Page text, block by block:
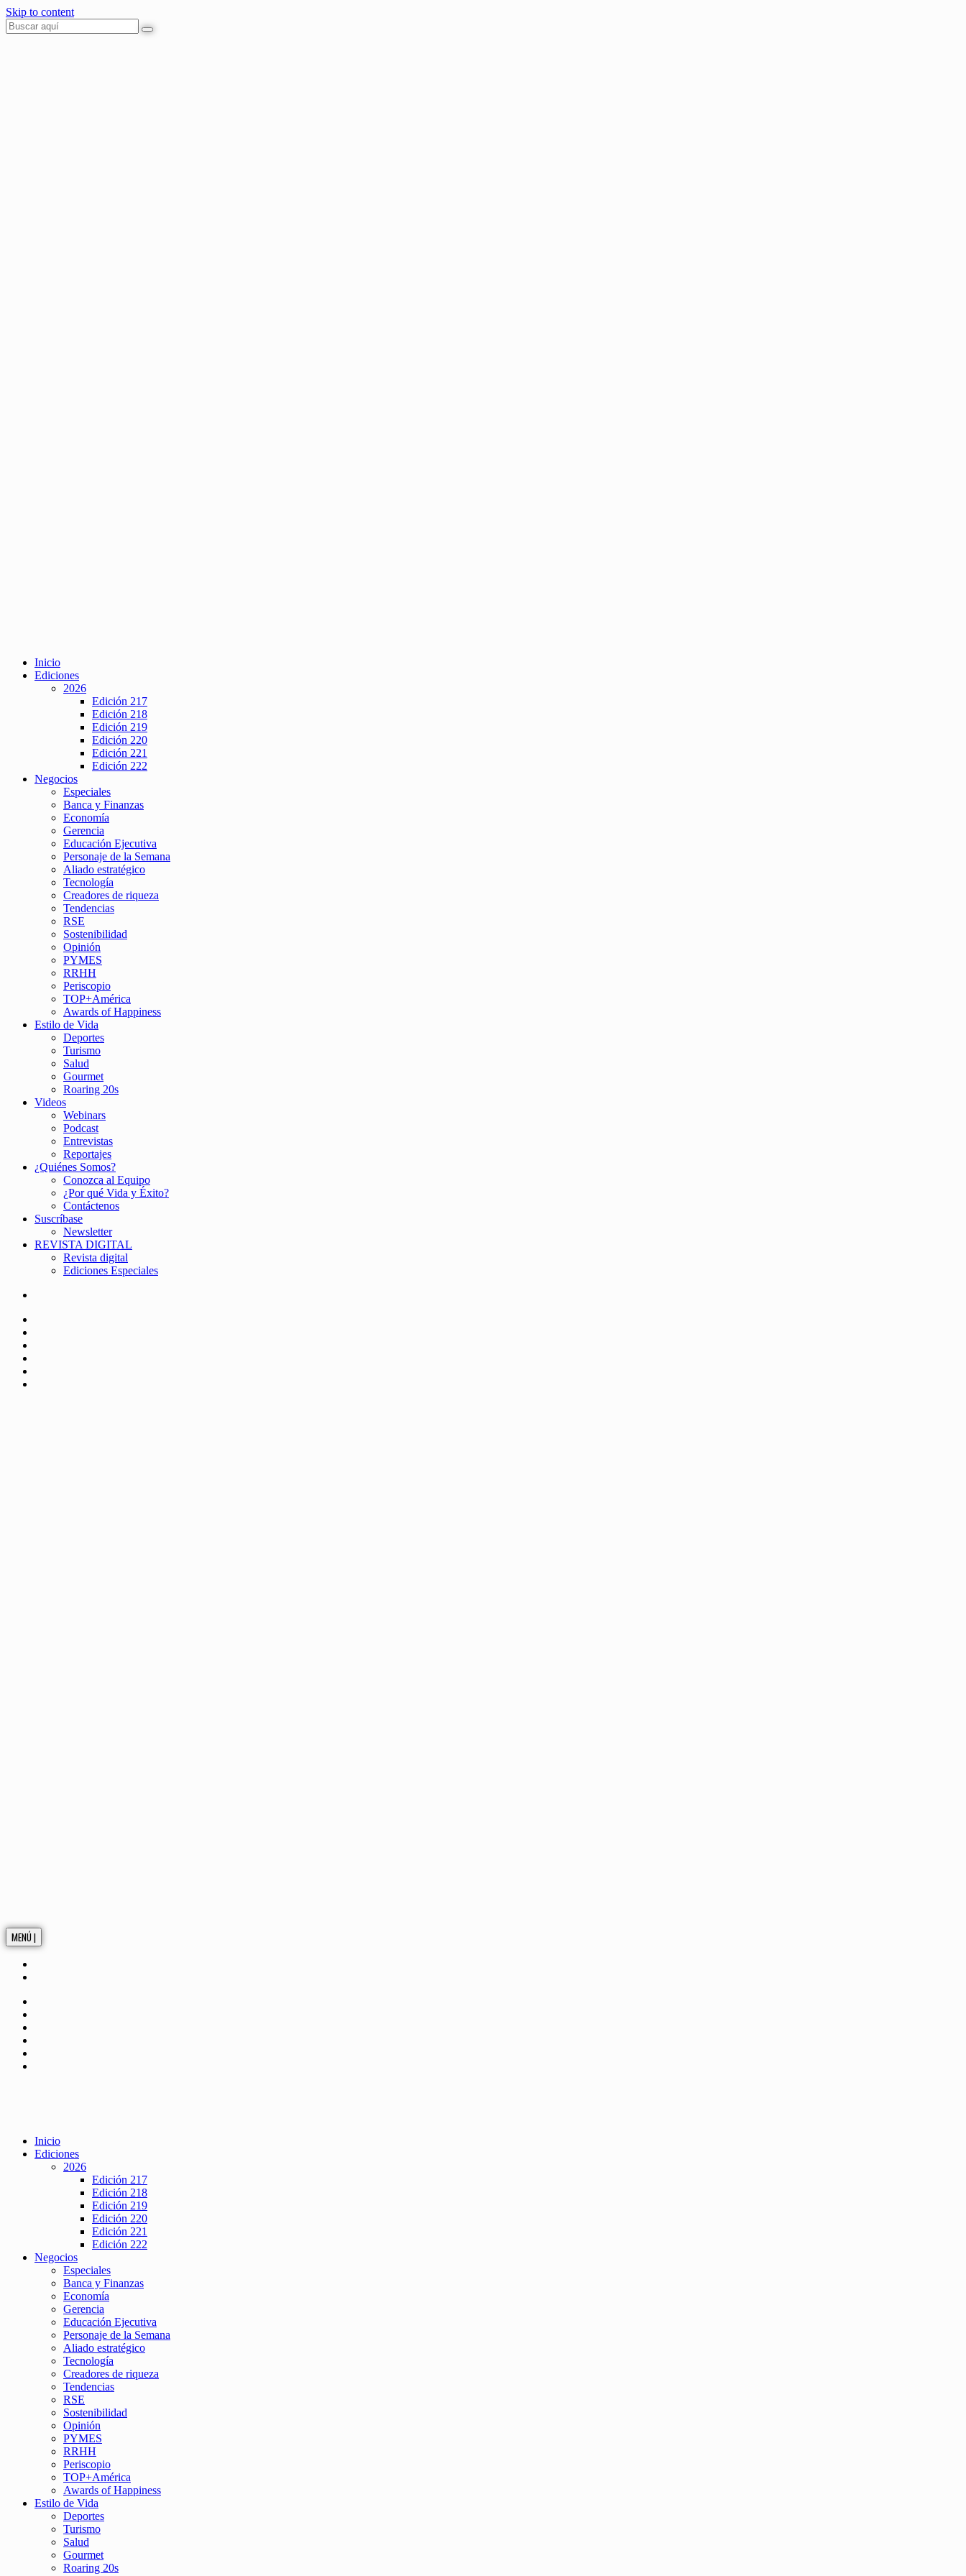
Skip to content
Inicio
Ediciones
2026
Edición 217
Edición 218
Edición 219
Edición 220
Edición 221
Edición 222
Negocios
Especiales
Banca y Finanzas
Economía
Gerencia
Educación Ejecutiva
Personaje de la Semana
Aliado estratégico
Tecnología
Creadores de riqueza
Tendencias
RSE
Sostenibilidad
Opinión
PYMES
RRHH
Periscopio
TOP+América
Awards of Happiness
Estilo de Vida
Deportes
Turismo
Salud
Gourmet
Roaring 20s
Videos
Webinars
Podcast
Entrevistas
Reportajes
¿Quiénes Somos?
Conozca al Equipo
¿Por qué Vida y Éxito?
Contáctenos
Suscríbase
Newsletter
REVISTA DIGITAL
Revista digital
Ediciones Especiales
MENÚ |
Inicio
Ediciones
2026
Edición 217
Edición 218
Edición 219
Edición 220
Edición 221
Edición 222
Negocios
Especiales
Banca y Finanzas
Economía
Gerencia
Educación Ejecutiva
Personaje de la Semana
Aliado estratégico
Tecnología
Creadores de riqueza
Tendencias
RSE
Sostenibilidad
Opinión
PYMES
RRHH
Periscopio
TOP+América
Awards of Happiness
Estilo de Vida
Deportes
Turismo
Salud
Gourmet
Roaring 20s